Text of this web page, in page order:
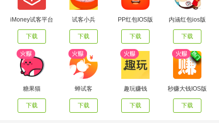
iMoney试客平台
下载
试客小兵
下载
PP红包IOS版
下载
内涵红包ios版
下载
糖果猫
下载
蝉试客
下载
趣玩赚钱
下载
秒赚大钱IOS版
下载